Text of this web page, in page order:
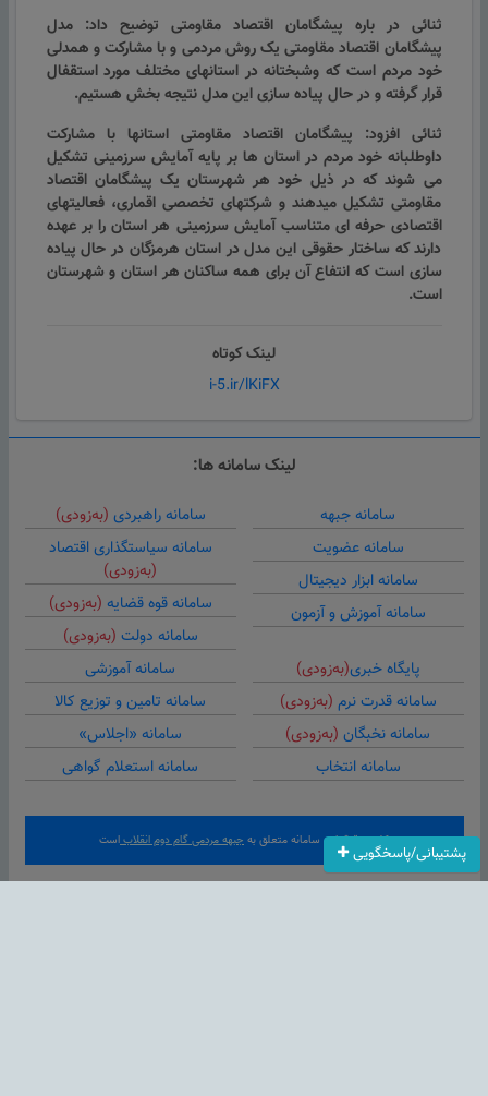
ثنائی در باره پیشگامان اقتصاد مقاومتی توضیح داد: مدل
پیشگامان اقتصاد مقاومتی یک روش مردمی و با مشارکت و همدلی
خود مردم استکه وشبختانه در استانهای مختلف مورد استقفال
قرار گرفته و در حال پیاده سازی این مدل نتیجه بخش هستیم.
ثنائی افزود: پیشگامان اقتصاد مقاومتی استانها با مشارکت
داوطلبانه خود مردم در استان ها بر پایه آمایش سرزمینی تشکیل
می شوند که در ذیل خود هر شهرستان یک پیشگامان اقتصاد
مقاومتی تشکیل میدهند و شرکتهای تخصصی اقماری، فعالیتهای
اقتصادی حرفه ای متناسب آمایش سرزمینی هر استان را بر عهده
دارند که ساختار حقوقی این مدل در استان هرمزگان در حال پیاده
سازی است که انتفاع آن برای همه ساکنان هر استان و شهرستان
است.
لینک کوتاه
i-5.ir/lKiFX
پشتیبانی/پاسخگویی
لینک سامانه ها:
سامانه جبهه
سامانه عضویت
سامانه ابزار دیجیتال
سامانه آموزش و آزمون
سامانه راهبردی (به‌زودی)
سامانه سیاستگذاری اقتصاد
(به‌زودی)
سامانه قوه قضایه (به‌زودی)
سامانه دولت (به‌زودی)
پایگاه خبری(به‌زودی)
سامانه قدرت نرم (به‌زودی)
سامانه نخبگان (به‌زودی)
سامانه انتخاب
سامانه آموزشی
سامانه تامین و توزیع کالا
سامانه «اجلاس»
سامانه استعلام گواهی
کلیه حقوق این سامانه متعلق به جبهه مردمی گام دوم انقلاباست